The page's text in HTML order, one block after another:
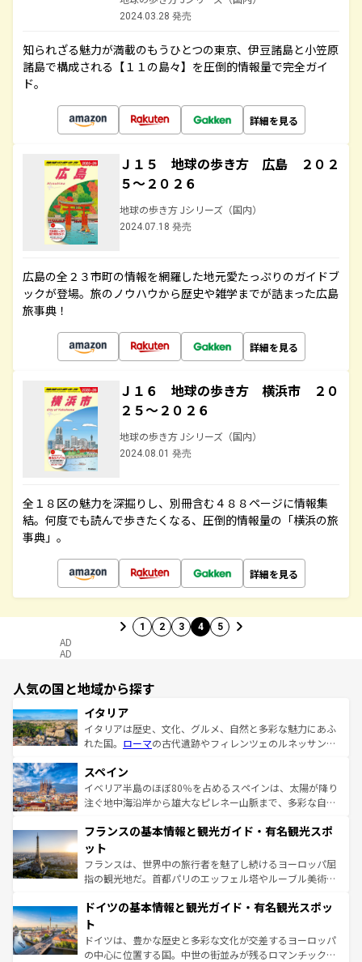
2024.03.28 発売
知られざる魅力が満載のもうひとつの東京、伊豆諸島と小笠原
諸島で構成される【１１の島々】を圧倒的情報量で完全ガイ
ド。
詳細を見る
Ｊ１５ 地球の歩き方 広島 ２０２
５～２０２６
地球の歩き方 Jシリーズ（国内）
2024.07.18 発売
広島の全２３市町の情報を網羅した地元愛たっぷりのガイドブ
ックが登場。旅のノウハウから歴史や雑学までが詰まった広島
旅事典！
詳細を見る
Ｊ１６ 地球の歩き方 横浜市 ２０
２５～２０２６
地球の歩き方 Jシリーズ（国内）
2024.08.01 発売
全１８区の魅力を深掘りし、別冊含む４８８ページに情報集
結。何度でも読んで歩きたくなる、圧倒的情報量の「横浜の旅
事典」。
詳細を見る
1 2 3 4 5
AD
AD
人気の国と地域から探す
イタリア
イタリアは歴史、文化、グルメ、自然と多彩な魅力にあふ
れた国。 ローマの古代遺跡やフィレンツェのルネッサンス
ろん、トスカーナの美しい田園風景やアマルフィ海岸の絶
景など、自然景観も見逃せない。観光の合間には、本場の
ピザやパスタなど、絶品のイタリア料理を堪能することも
ませてくれるイタリアで、忘れられない旅をしてみよう！
なお、新着のイタリア情報は
しい。
スペイン
イベリア半島のほぼ80％を占めるスペインは、太陽が降り
注ぐ地中海沿岸から雄大なピレネー山脈まで、多彩な自然
文化が根付くこの国では、情熱的なフラメンコ、熱気あふ
れる闘牛、そして美味しいタパスが生活の一部となってい
る。首都マドリードの洗練された雰囲気や、バルセロナの
アートに溢れた街角から、地方では古代ローマ遺跡や中世
せる。地方によって風土や気候が異なるスペインはその個
ンテンツ一覧 を参照してほしい。
フランスの基本情報と観光ガイド・有名観光スポ
ット
フランスは、世界中の旅行者を魅了し続けるヨーロッパ屈
指の観光地だ。首都パリのエッフェル塔やルーブル美術館
で、幅広い魅力が詰まっている。華麗な宮殿、歴史的な大
聖堂、美しいビーチ、そして豊かな自然が、訪れる者を心
から魅了する。また、フランスは美食の国としても知ら
れ、フランス料理はユネスコ無形文化遺産にも登録されて
ドイツの基本情報と観光ガイド・有名観光スポッ
ト
ドイツは、豊かな歴史と多彩な文化が交差するヨーロッパ
の中心に位置する国。中世の街並みが残るロマンチック街